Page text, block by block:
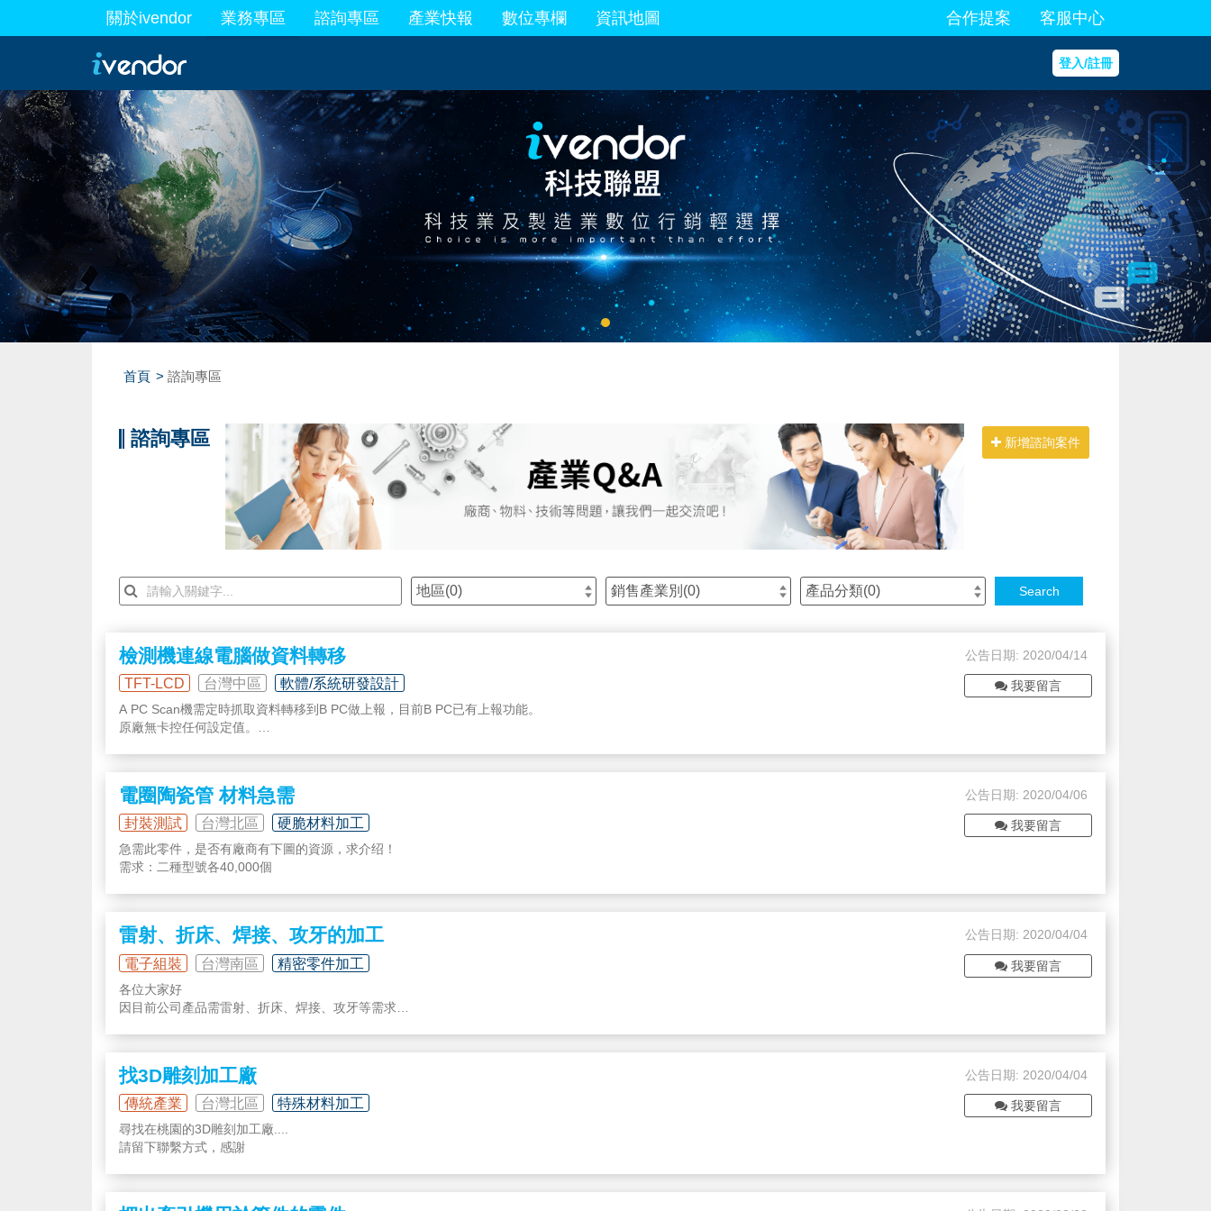
關於ivendor 業務專區
最新業務 諮詢專區 產業快報 數位專欄 資訊地圖 合作提案 客服中心
登入/註冊
首頁 諮詢專區
諮詢專區 新增諮詢案件
地區(0) 銷售產業別(0) 產品分類(0) Search
檢測機連線電腦做資料轉移 公告日期: 2020/04/14
TFT-LCD 台灣中區 軟體/系統研發設計
A PC Scan機需定時抓取資料轉移到B PC做上報，目前B PC已有上報功能。
原廠無卡控任何設定值。
我要留言
電圈陶瓷管 材料急需 公告日期: 2020/04/06
封裝測試 台灣北區 硬脆材料加工
急需此零件，是否有廠商有下圖的資源，求介绍！
需求：二種型號各40,000個
我要留言
雷射、折床、焊接、攻牙的加工 公告日期: 2020/04/04
電子組裝 台灣南區 精密零件加工
各位大家好
因目前公司產品需雷射、折床、焊接、攻牙等需求
我要留言
找3D雕刻加工廠 公告日期: 2020/04/04
傳統產業 台灣北區 特殊材料加工
尋找在桃園的3D雕刻加工廠....
請留下聯繫方式，感謝
我要留言